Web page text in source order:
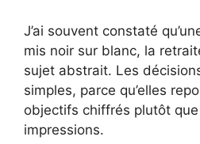
J’ai souvent constaté
mis noir sur blanc, la
sujet abstrait. Les
simples, parce qu’elles
objectifs chiffrés plutôt
impressions.